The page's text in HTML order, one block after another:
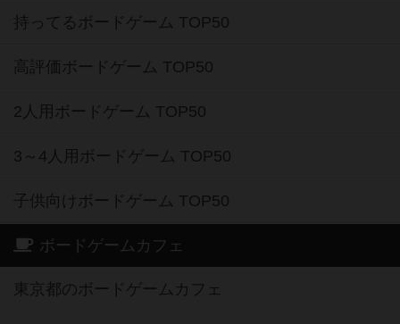
持ってるボードゲーム TOP50
高評価ボードゲーム TOP50
2人用ボードゲーム TOP50
3～4人用ボードゲーム TOP50
子供向けボードゲーム TOP50
ボードゲームカフェ
東京都のボードゲームカフェ